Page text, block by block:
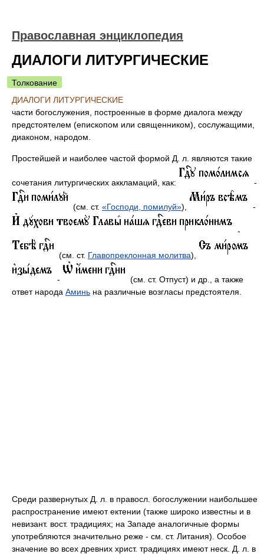
Православная энциклопедия
ДИАЛОГИ ЛИТУРГИЧЕСКИЕ
Толкование
ДИАЛОГИ ЛИТУРГИЧЕСКИЕ
части богослужения, построенные в форме диалога между
предстоятелем (епископом или священником), сослужащими,
диаконом, народом.
Простейшей и наиболее частой формой Д. л. являются такие
сочетания литургических аккламаций, как: -
(см. ст. «Господи, помилуй»), -
-
(см. ст. Главопреклонная молитва),
-
(см. ст. Отпуст) и др., а также
ответ народа Аминь на различные возгласы предстоятеля.
Среди развернутых Д. л. в правосл. богослужении наибольшее
распространение имеют ектении (также широко известны и в
невизант. вост. традициях; на Западе аналогичные формы
употребляются значительно реже - см. ст. Литания). Особое
значение во всех древних христ. традициях имеют неск. Д. л. в